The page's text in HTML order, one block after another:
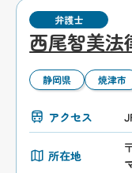
弁護士
西尾智美法
静岡県 焼津市
アクセス
所在地